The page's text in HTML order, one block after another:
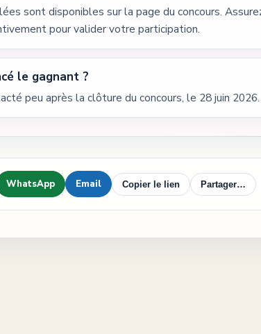
sont disponibles sur la page du concours.
pour valider votre participation.
le gagnant ?
peu après la clôture du concours, le 28 juin 2026.
WhatsApp Email Copier le lien Partager…